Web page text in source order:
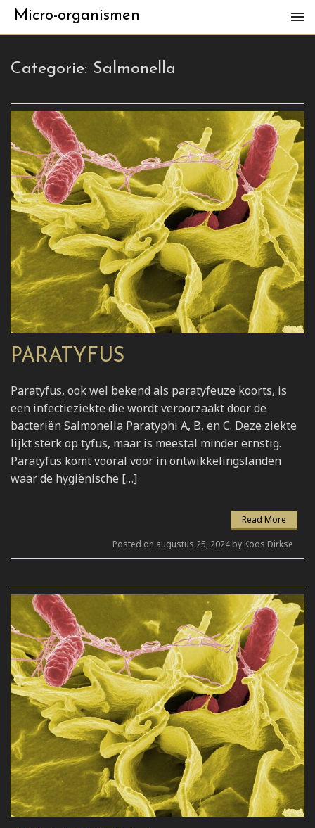
Micro-organismen
Categorie: Salmonella
PARATYFUS
Paratyfus, ook wel bekend als paratyfeuze koorts, is
een infectieziekte die wordt veroorzaakt door de
bacteriën Salmonella Paratyphi A, B, en C. Deze ziekte
lijkt sterk op tyfus, maar is meestal minder ernstig.
Paratyfus komt vooral voor in ontwikkelingslanden
waar de hygiënische […]
Read More
Posted on augustus 25, 2024 by Koos Dirkse